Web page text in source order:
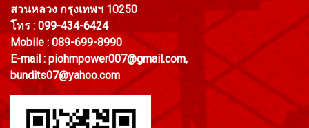
สวนหลวง กรุงเทพฯ 10250
โทร : 099-434-6424
Mobile : 089-699-8990
E-mail : piohmpower007@gmail.com,
bundits07@yahoo.com